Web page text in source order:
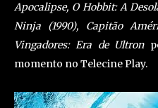
Apocalipse, O Hobbit: A
Ninja (1990), Capitão
Vingadores: Era de Ultron
momento no Telecine Play.